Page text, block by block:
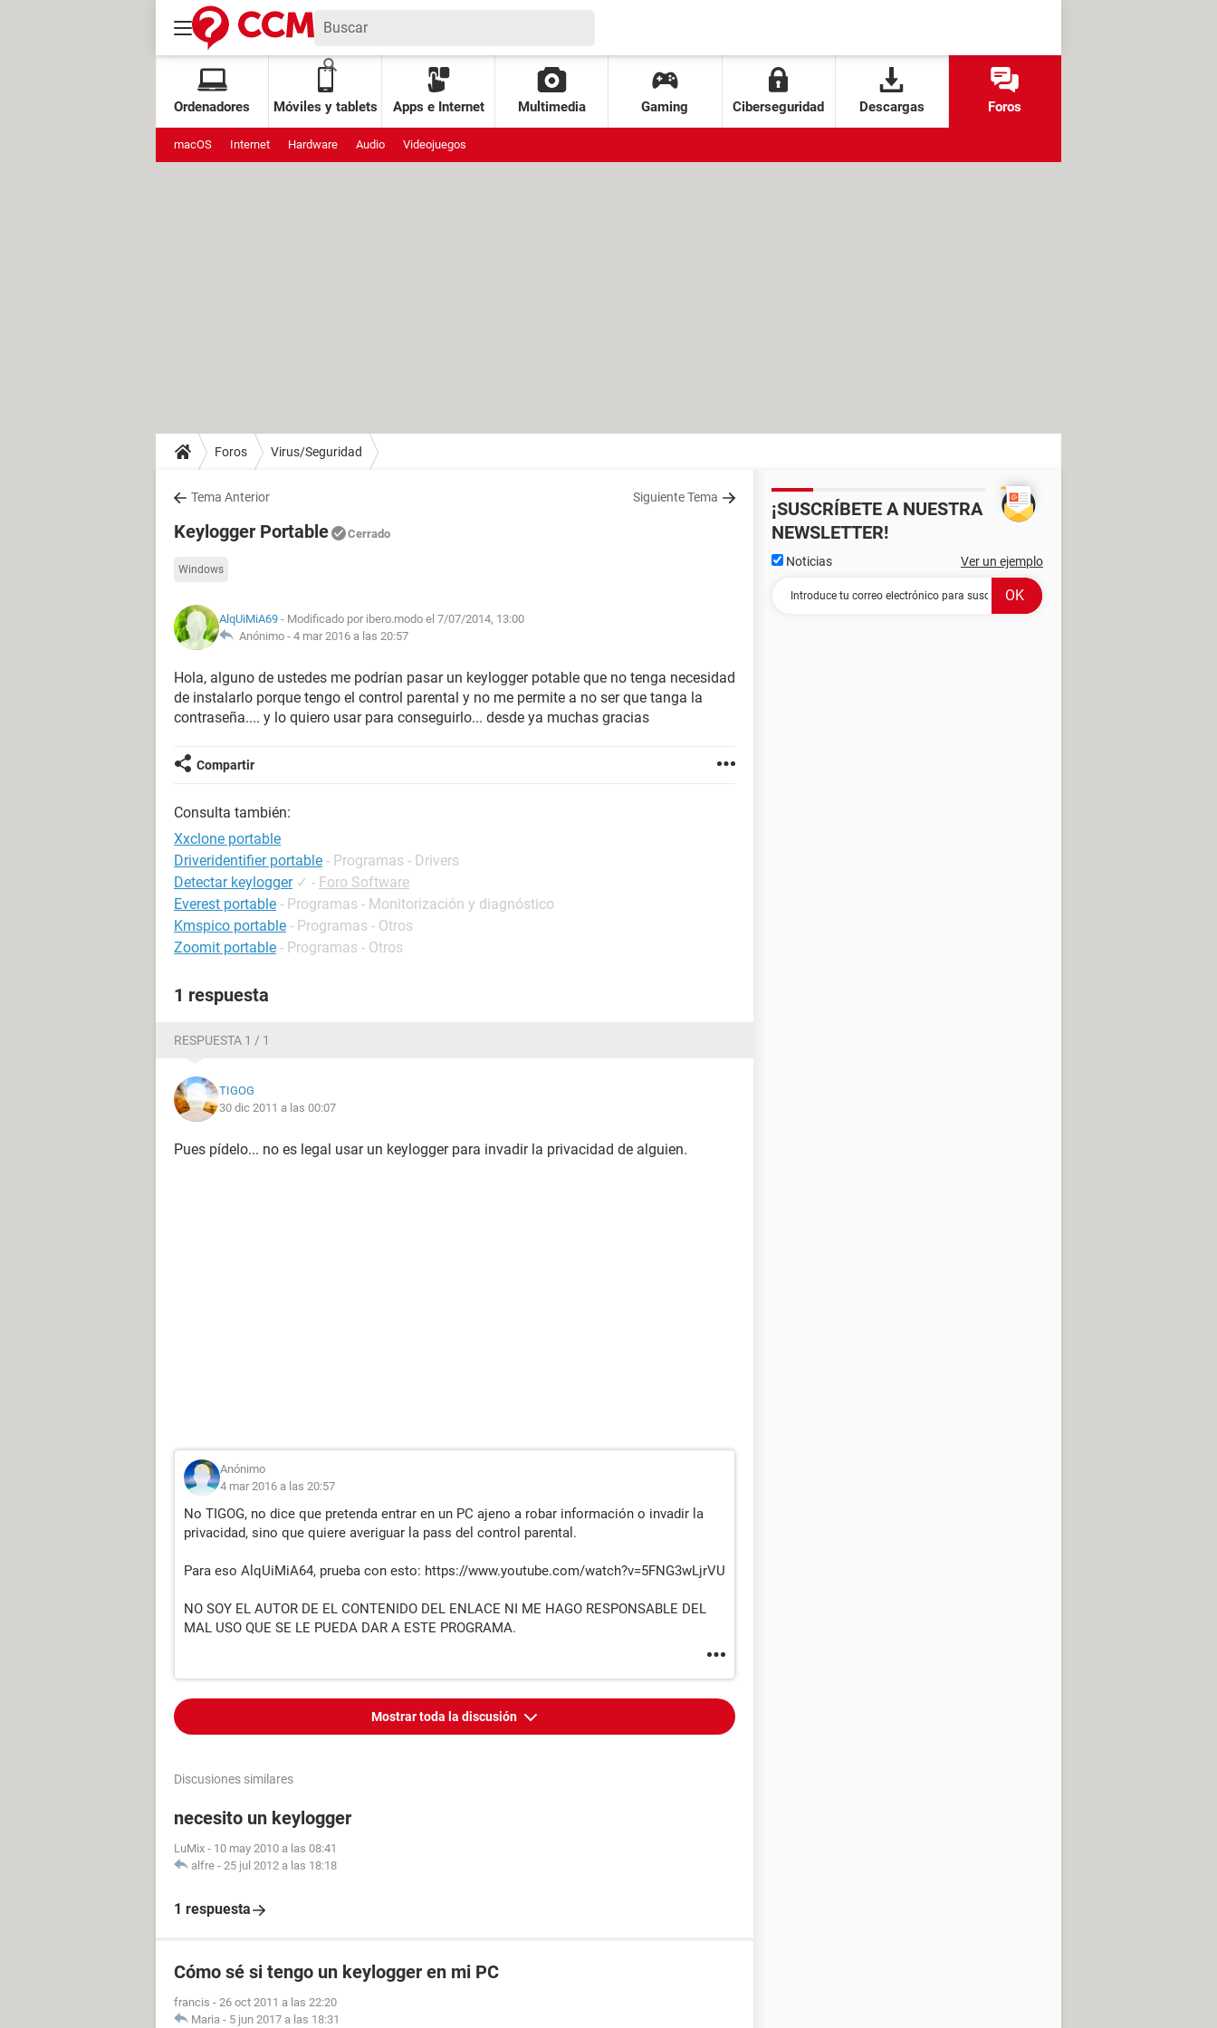
Ordenadores Móviles y tablets Apps e Internet Multimedia Gaming Ciberseguridad Descargas Foros
macOS Internet Hardware Audio Videojuegos
Foros Virus/Seguridad
Tema Anterior Siguiente Tema
Keylogger Portable Cerrado
Windows
AlqUiMiA69 - Modificado por ibero.modo el 7/07/2014, 13:00
Anónimo - 4 mar 2016 a las 20:57
Hola, alguno de ustedes me podrían pasar un keylogger potable que no tenga necesidad
de instalarlo porque tengo el control parental y no me permite a no ser que tanga la
contraseña.... y lo quiero usar para conseguirlo... desde ya muchas gracias
Compartir
Consulta también:
Xxclone portable
Driveridentifier portable - Programas - Drivers
Detectar keylogger ✓ - Foro Software
Everest portable - Programas - Monitorización y diagnóstico
Kmspico portable - Programas - Otros
Zoomit portable - Programas - Otros
1 respuesta
RESPUESTA 1 / 1
TIGOG
30 dic 2011 a las 00:07
Pues pídelo... no es legal usar un keylogger para invadir la privacidad de alguien.
Anónimo
4 mar 2016 a las 20:57
No TIGOG, no dice que pretenda entrar en un PC ajeno a robar información o invadir la
privacidad, sino que quiere averiguar la pass del control parental.
Para eso AlqUiMiA64, prueba con esto: https://www.youtube.com/watch?v=5FNG3wLjrVU
NO SOY EL AUTOR DE EL CONTENIDO DEL ENLACE NI ME HAGO RESPONSABLE DEL
MAL USO QUE SE LE PUEDA DAR A ESTE PROGRAMA.
Mostrar toda la discusión
Discusiones similares
necesito un keylogger
LuMix - 10 may 2010 a las 08:41
alfre - 25 jul 2012 a las 18:18
1 respuesta
Cómo sé si tengo un keylogger en mi PC
francis - 26 oct 2011 a las 22:20
Maria - 5 jun 2017 a las 18:31
¡SUSCRÍBETE A NUESTRA
NEWSLETTER!
Noticias Ver un ejemplo